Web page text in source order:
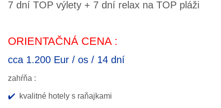
7 dní TOP výlety + 7 dní relax na TOP pláži
ORIENTAČNÁ CENA :
cca 1.200 Eur / os / 14 dní
zahŕňa :
✔️ kvalitné hotely s raňajkami